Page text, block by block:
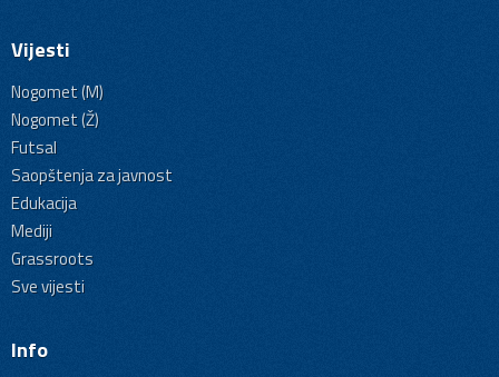
Vijesti
Nogomet (M)
Nogomet (Ž)
Futsal
Saopštenja za javnost
Edukacija
Mediji
Grassroots
Sve vijesti
Info